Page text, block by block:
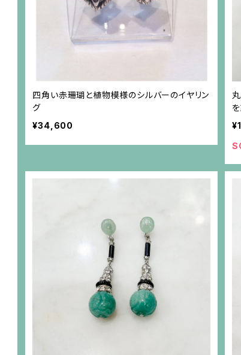
四角い赤珊瑚と植物模様のシルバーのイヤリン
グ
¥34,600